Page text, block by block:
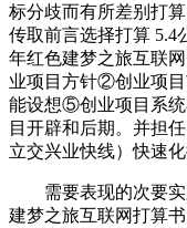
标分歧而有所差别打
传取前言选择打算 5.4
年红色建梦之旅互联
业项目方针②创业项
能设想⑤创业项目系
目开辟和后期。并担
立交兴业快线）快速
需要表现的次要实
建梦之旅互联网打算